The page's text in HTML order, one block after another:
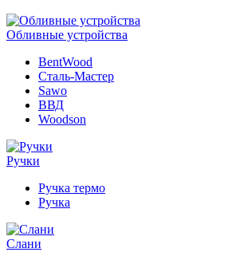
Обливные устройства
BentWood
Сталь-Мастер
Sawo
ВВД
Woodson
Ручки
Ручка термо
Ручка
Слани